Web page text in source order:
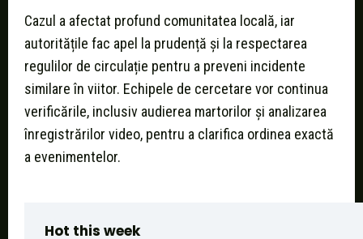
Cazul a afectat profund comunitatea locală, iar
autoritățile fac apel la prudență și la respectarea
regulilor de circulație pentru a preveni incidente
similare în viitor. Echipele de cercetare vor continua
verificările, inclusiv audierea martorilor și analizarea
înregistrărilor video, pentru a clarifica ordinea exactă
a evenimentelor.
Hot this week